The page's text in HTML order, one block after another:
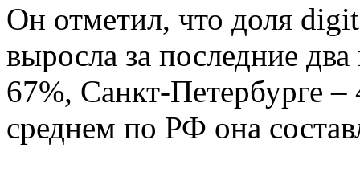
Он отметил, что доля
выросла за последние два
67%, Санкт-Петербурге
среднем по РФ она